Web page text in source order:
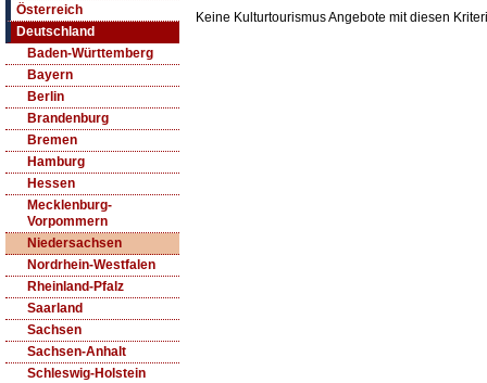
Österreich
Deutschland
Baden-Württemberg
Bayern
Berlin
Brandenburg
Bremen
Hamburg
Hessen
Mecklenburg-
Vorpommern
Niedersachsen
Nordrhein-Westfalen
Rheinland-Pfalz
Saarland
Sachsen
Sachsen-Anhalt
Schleswig-Holstein
Keine Kulturtourismus Angebote mit diesen